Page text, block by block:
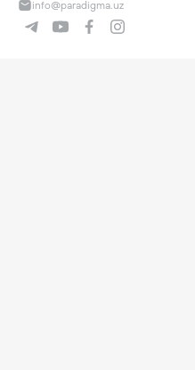
info@paradigma.uz